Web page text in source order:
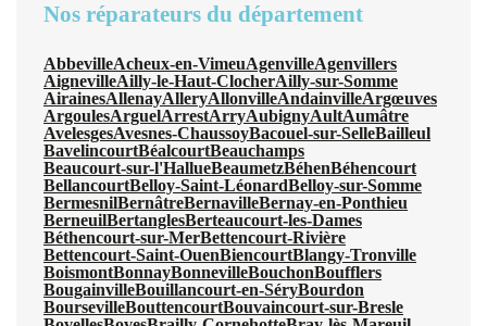
Nos réparateurs du département
AbbevilleAcheux-en-VimeuAgenvilleAgenvillers
AignevilleAilly-le-Haut-ClocherAilly-sur-Somme
AirainesAllenayAlleryAllonvilleAndainvilleArgœuves
ArgoulesArguelArrestArryAubignyAultAumâtre
AvelesgesAvesnes-ChaussoyBacouel-sur-SelleBailleul
BavelincourtBéalcourtBeauchamps
Beaucourt-sur-l'HallueBeaumetzBéhenBéhencourt
BellancourtBelloy-Saint-LéonardBelloy-sur-Somme
BermesnilBernâtreBernavilleBernay-en-Ponthieu
BerneuilBertanglesBerteaucourt-les-Dames
Béthencourt-sur-MerBettencourt-Rivière
Bettencourt-Saint-OuenBiencourtBlangy-Tronville
BoismontBonnayBonnevilleBouchonBoufflers
BougainvilleBouillancourt-en-SéryBourdon
BoursevilleBouttencourtBouvaincourt-sur-Bresle